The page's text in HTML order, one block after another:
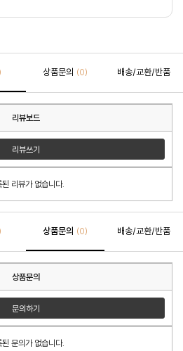
상품문의 (0) 배송/교환/반품
리뷰보드
리뷰쓰기
된 리뷰가 없습니다.
상품문의 (0) 배송/교환/반품
상품문의
문의하기
된 문의가 없습니다.